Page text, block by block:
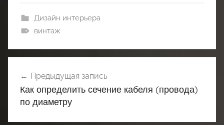
Дизайн интерьера
винтаж
по
записям
Предыдущая запись
Как определить сечение кабеля (провода)
по диаметру